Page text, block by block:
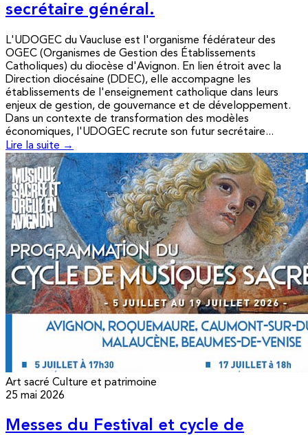
secrétaire général.
L'UDOGEC du Vaucluse est l'organisme fédérateur des
OGEC (Organismes de Gestion des Établissements
Catholiques) du diocèse d'Avignon. En lien étroit avec la
Direction diocésaine (DDEC), elle accompagne les
établissements de l'enseignement catholique dans leurs
enjeux de gestion, de gouvernance et de développement.
Dans un contexte de transformation des modèles
économiques, l'UDOGEC recrute son futur secrétaire...
Lire la suite →
Art sacré Culture et patrimoine
25 mai 2026
Messes du Festival et cycle de